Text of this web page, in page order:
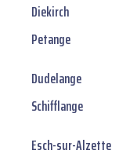
Diekirch
Petange
Dudelange
Schifflange
Esch-sur-Alzette